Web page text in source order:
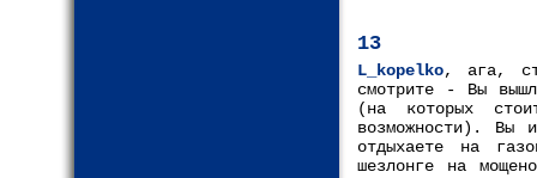
13
L_kopelko, ага,
смотрите - Вы
(на которых
возможности). Вы
отдыхаете на
шезлонге на